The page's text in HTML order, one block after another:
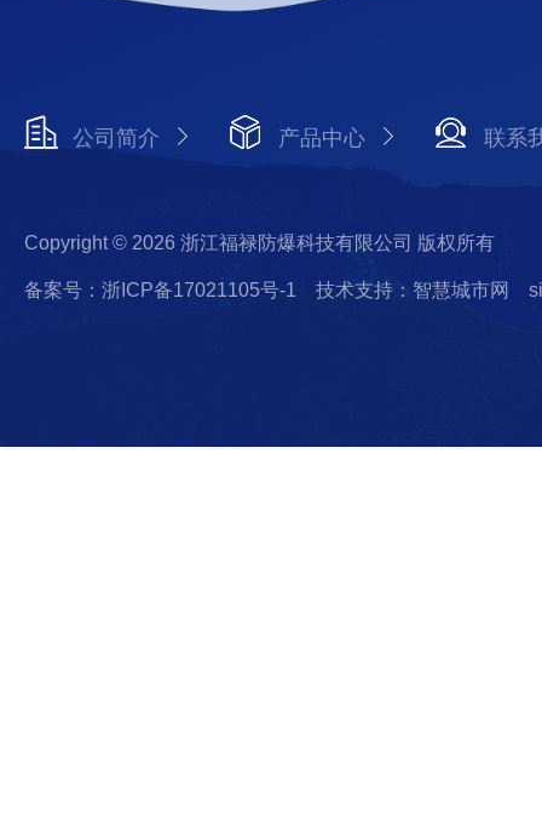
公司简介 产品中心 联系
Copyright © 2026 浙江福禄防爆科技有限公司 版权所有
备案号：浙ICP备17021105号-1 技术支持：智慧城市网